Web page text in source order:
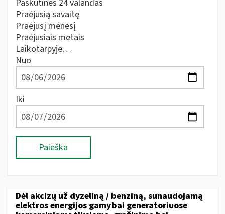
Paskutines 24 valandas
Praėjusią savaitę
Praėjusį mėnesį
Praėjusiais metais
Laikotarpyje…
Nuo
Iki
Paieška
Dėl akcizų už dyzeliną / benziną, sunaudojamą
elektros energijos gamybai generatoriuose